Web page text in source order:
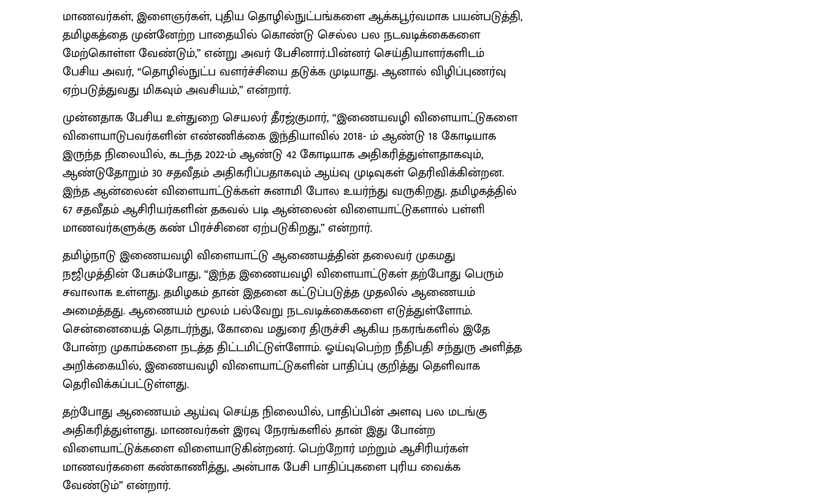
மாணவர்கள், இளைஞர்கள், புதிய தொழில்நுட்பங்களை ஆக்கபூர்வமாக பயன்படுத்தி,
தமிழகத்தை முன்னேற்ற பாதையில் கொண்டு செல்ல பல நடவடிக்கைகளை
மேற்கொள்ள வேண்டும்,” என்று அவர் பேசினார்.பின்னர் செய்தியாளர்களிடம்
பேசிய அவர், “தொழில்நுட்ப வளர்ச்சியை தடுக்க முடியாது. ஆனால் விழிப்புணர்வு
ஏற்படுத்துவது மிகவும் அவசியம்,” என்றார்.
முன்னதாக பேசிய உள்துறை செயலர் தீரஜ்குமார், “இணையவழி விளையாட்டுகளை
விளையாடுபவர்களின் எண்ணிக்கை இந்தியாவில் 2018- ம் ஆண்டு 18 கோடியாக
இருந்த நிலையில், கடந்த 2022-ம் ஆண்டு 42 கோடியாக அதிகரித்துள்ளதாகவும்,
ஆண்டுதோறும் 30 சதவீதம் அதிகரிப்பதாகவும் ஆய்வு முடிவுகள் தெரிவிக்கின்றன.
இந்த ஆன்லைன் விளையாட்டுக்கள் சுனாமி போல உயர்ந்து வருகிறது. தமிழகத்தில்
67 சதவீதம் ஆசிரியர்களின் தகவல் படி ஆன்லைன் விளையாட்டுகளால் பள்ளி
மாணவர்களுக்கு கண் பிரச்சினை ஏற்படுகிறது,” என்றார்.
தமிழ்நாடு இணையவழி விளையாட்டு ஆணையத்தின் தலைவர் முகமது
நஜிமுத்தின் பேசும்போது, “இந்த இணையவழி விளையாட்டுகள் தற்போது பெரும்
சவாலாக உள்ளது. தமிழகம் தான் இதனை கட்டுப்படுத்த முதலில் ஆணையம்
அமைத்தது. ஆணையம் மூலம் பல்வேறு நடவடிக்கைகளை எடுத்துள்ளோம்.
சென்னையைத் தொடர்ந்து, கோவை மதுரை திருச்சி ஆகிய நகரங்களில் இதே
போன்ற முகாம்களை நடத்த திட்டமிட்டுள்ளோம். ஓய்வுபெற்ற நீதிபதி சந்துரு அளித்த
அறிக்கையில், இணையவழி விளையாட்டுகளின் பாதிப்பு குறித்து தெளிவாக
தெரிவிக்கப்பட்டுள்ளது.
தற்போது ஆணையம் ஆய்வு செய்த நிலையில், பாதிப்பின் அளவு பல மடங்கு
அதிகரித்துள்ளது. மாணவர்கள் இரவு நேரங்களில் தான் இது போன்ற
விளையாட்டுக்களை விளையாடுகின்றனர். பெற்றோர் மற்றும் ஆசிரியர்கள்
மாணவர்களை கண்காணித்து, அன்பாக பேசி பாதிப்புகளை புரிய வைக்க
வேண்டும்” என்றார்.